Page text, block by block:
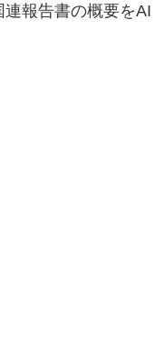
連報告書の概要をAI